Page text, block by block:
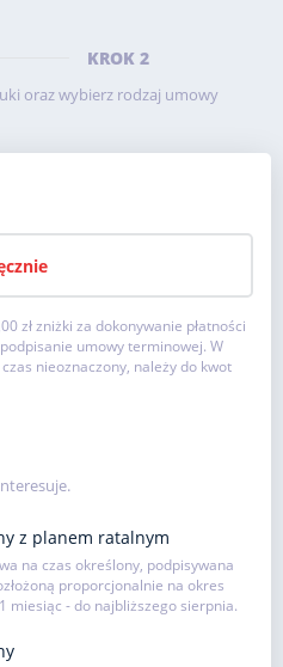
RO
KROK 2
oraz wybierz rodzaj umowy
złzniżki za dokonywanie płatności
umowy terminowej. W
nieoznaczony, należy do kwot
z planem ratalnym
na czas określony, podpisywana
proporcjonalnie na okres
miesiąc - do najbliższego sierpnia.